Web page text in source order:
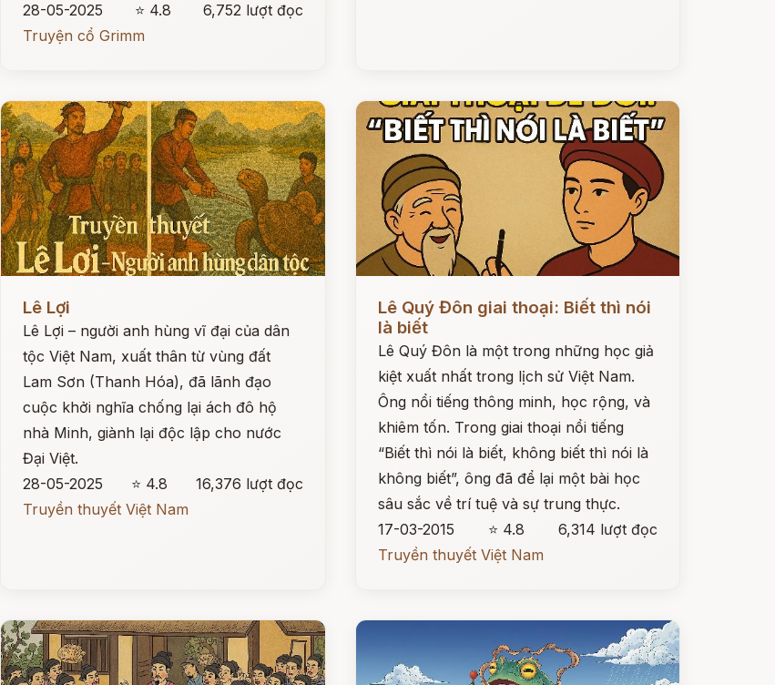
28-05-2025
⭐ 4.8
6,752 lượt đọc
Truyện cổ Grimm
Lê Lợi
Lê Lợi – người anh hùng vĩ đại của dân
tộc Việt Nam, xuất thân từ vùng đất
Lam Sơn (Thanh Hóa), đã lãnh đạo
cuộc khởi nghĩa chống lại ách đô hộ
nhà Minh, giành lại độc lập cho nước
Đại Việt.
28-05-2025
⭐ 4.8
16,376 lượt đọc
Truyền thuyết Việt Nam
Lê Quý Đôn giai thoại: Biết thì nói
là biết
Lê Quý Đôn là một trong những học giả
kiệt xuất nhất trong lịch sử Việt Nam.
Ông nổi tiếng thông minh, học rộng, và
khiêm tốn. Trong giai thoại nổi tiếng
“Biết thì nói là biết, không biết thì nói là
không biết”, ông đã để lại một bài học
sâu sắc về trí tuệ và sự trung thực.
17-03-2015
⭐ 4.8
6,314 lượt đọc
Truyền thuyết Việt Nam